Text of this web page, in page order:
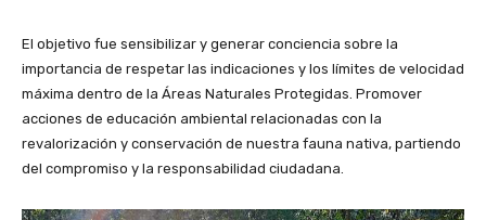
El objetivo fue sensibilizar y generar conciencia sobre la
importancia de respetar las indicaciones y los límites de velocidad
máxima dentro de la Áreas Naturales Protegidas. Promover
acciones de educación ambiental relacionadas con la
revalorización y conservación de nuestra fauna nativa, partiendo
del compromiso y la responsabilidad ciudadana.